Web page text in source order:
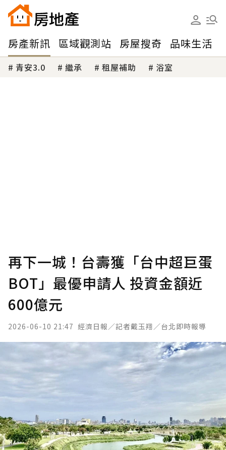
房產新訊 區域觀測站 房屋搜奇 品味生活
青安3.0 繼承 租屋補助 浴室
再下一城！台壽獲「台中超巨蛋
BOT」最優申請人 投資金額近
600億元
2026-06-10 21:47 經濟日報／記者戴玉翔／台北即時報導